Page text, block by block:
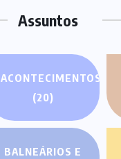
Assuntos
ACONTECIMENTOS
(20)
BALNEÁRIOS E